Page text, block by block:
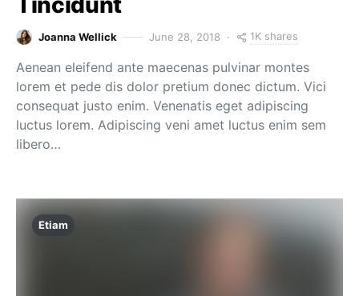
Joanna Wellick June 28, 2018 1K shares
Aenean eleifend ante maecenas pulvinar montes
lorem et pede dis dolor pretium donec dictum. Vici
consequat justo enim. Venenatis eget adipiscing
luctus lorem. Adipiscing veni amet luctus enim sem
libero…
Etiam